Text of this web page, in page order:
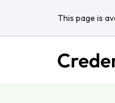
This page is